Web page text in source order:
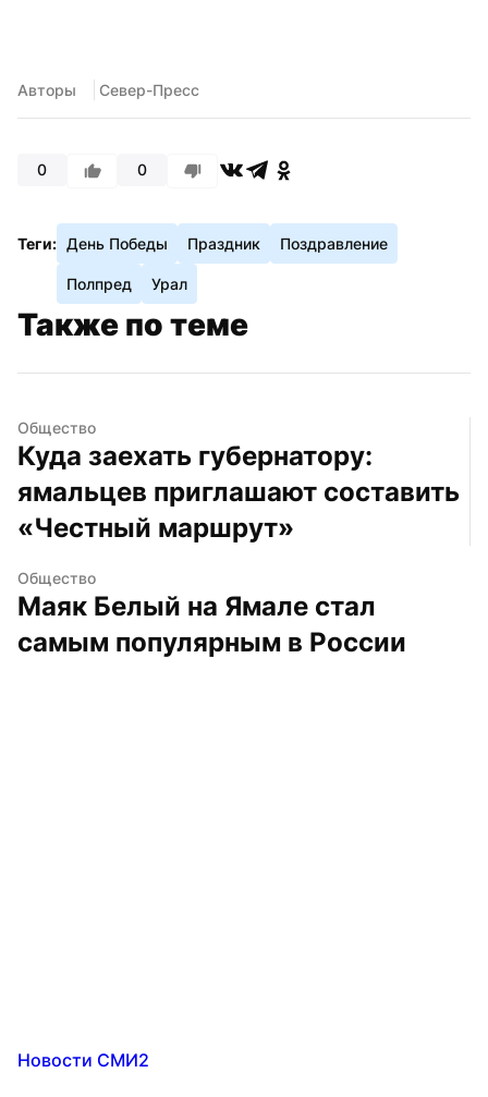
Авторы Север-Пресс
0 0
Теги: День Победы Праздник Поздравление
Полпред Урал
Также по теме
Общество
Куда заехать губернатору:
ямальцев приглашают составить
«Честный маршрут»
Общество
Маяк Белый на Ямале стал
самым популярным в России
Новости СМИ2